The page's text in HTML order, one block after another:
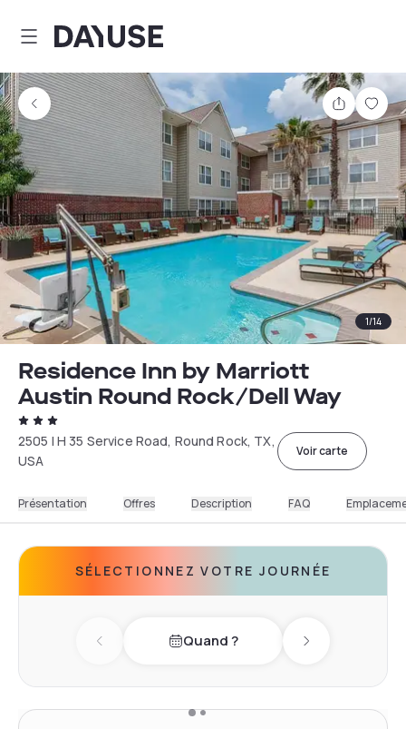
Dayuse
Partager
1/14
Residence Inn by Marriott
Austin Round Rock/Dell Way
2505 I H 35 Service Road, Round Rock, TX,
USA
Voir carte
Présentation Offres Description FAQ
SÉLECTIONNEZ VOTRE JOURNÉE
Previous dayQuand ? Next day